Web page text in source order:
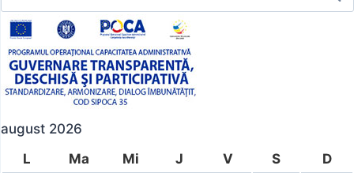
după:
august 2026
L
Ma Mi J V S D